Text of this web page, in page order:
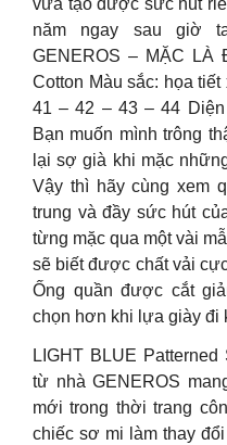
vừa tạo được sức hút
năm ngay sau giờ
GENEROS – MẶC LÀ
Cotton Màu sắc: họa
41 – 42 – 43 – 44
Bạn muốn mình trông
lại sợ già khi mặc
Vậy thì hãy cùng xem
trung và đầy sức hút
từng mặc qua một vài
sẽ biết được chất vải
Ống quần được cắt
chọn hơn khi lựa giày đi
LIGHT BLUE
từ nhà GENEROS
mới trong thời trang
chiếc sơ mi làm thay